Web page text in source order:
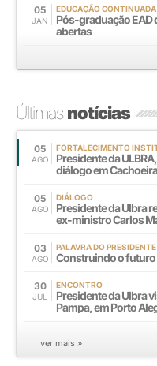
05
JAN
EDUCAÇÃO CONTINUADA
Pós-graduação EAD
abertas
Últimasnotícias
05
AGO
FORTALECIMENTO
Presidente da
diálogo em
05
AGO
DIÁLOGO
Presidente da Ulbra
ex-ministro Carlos
03
AGO
PALAVRA DO PRESIDENTE
Construindo o futuro
30
JUL
ENCONTRO
Presidente da Ulbra
Pampa, em Porto
ver mais »